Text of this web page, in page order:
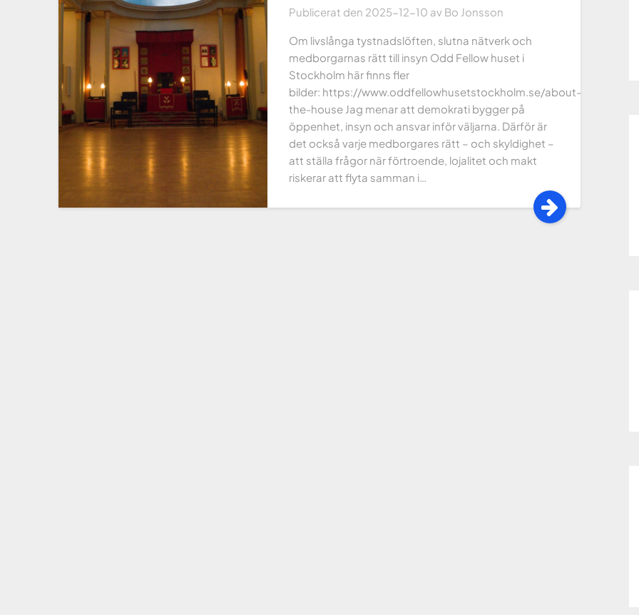
Publicerat den 2025-12-10 av Bo Jonsson
Om livslånga tystnadslöften, slutna nätverk och
medborgarnas rätt till insyn Odd Fellow huset i
Stockholm här finns fler
bilder: https://www.oddfellowhusetstockholm.se/about-
the-house Jag menar att demokrati bygger på
öppenhet, insyn och ansvar inför väljarna. Därför är
det också varje medborgares rätt – och skyldighet –
att ställa frågor när förtroende, lojalitet och makt
riskerar att flyta samman i…